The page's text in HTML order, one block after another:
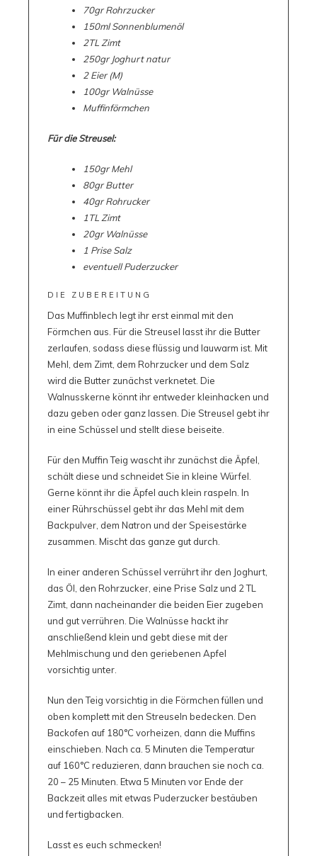
70gr Rohrzucker
150ml Sonnenblumenöl
2TL Zimt
250gr Joghurt natur
2 Eier (M)
100gr Walnüsse
Muffinförmchen
Für die Streusel:
150gr Mehl
80gr Butter
40gr Rohrucker
1TL Zimt
20gr Walnüsse
1 Prise Salz
eventuell Puderzucker
DIE ZUBEREITUNG
Das Muffinblech legt ihr erst einmal mit den
Förmchen aus. Für die Streusel lasst ihr die Butter
zerlaufen, sodass diese flüssig und lauwarm ist. Mit
Mehl, dem Zimt, dem Rohrzucker und dem Salz
wird die Butter zunächst verknetet. Die
Walnusskerne könnt ihr entweder kleinhacken und
dazu geben oder ganz lassen. Die Streusel gebt ihr
in eine Schüssel und stellt diese beiseite.
Für den Muffin Teig wascht ihr zunächst die Äpfel,
schält diese und schneidet Sie in kleine Würfel.
Gerne könnt ihr die Äpfel auch klein raspeln. In
einer Rührschüssel gebt ihr das Mehl mit dem
Backpulver, dem Natron und der Speisestärke
zusammen. Mischt das ganze gut durch.
In einer anderen Schüssel verrührt ihr den Joghurt,
das Öl, den Rohrzucker, eine Prise Salz und 2 TL
Zimt, dann nacheinander die beiden Eier zugeben
und gut verrühren. Die Walnüsse hackt ihr
anschließend klein und gebt diese mit der
Mehlmischung und den geriebenen Apfel
vorsichtig unter.
Nun den Teig vorsichtig in die Förmchen füllen und
oben komplett mit den Streuseln bedecken. Den
Backofen auf 180°C vorheizen, dann die Muffins
einschieben. Nach ca. 5 Minuten die Temperatur
auf 160°C reduzieren, dann brauchen sie noch ca.
20 – 25 Minuten. Etwa 5 Minuten vor Ende der
Backzeit alles mit etwas Puderzucker bestäuben
und fertigbacken.
Lasst es euch schmecken!